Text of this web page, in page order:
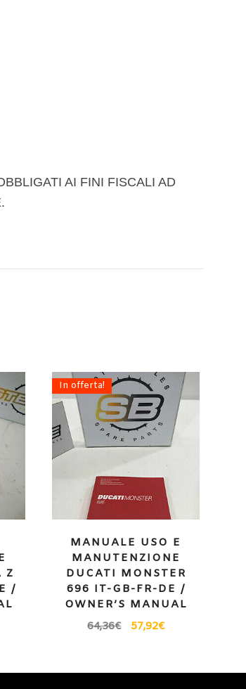
AI FINI FISCALI AD
Z
/
In offerta!
MANUALE USO E
MANUTENZIONE
DUCATI MONSTER
696 IT-GB-FR-DE /
OWNER’S MANUAL
64,36€ 57,92€